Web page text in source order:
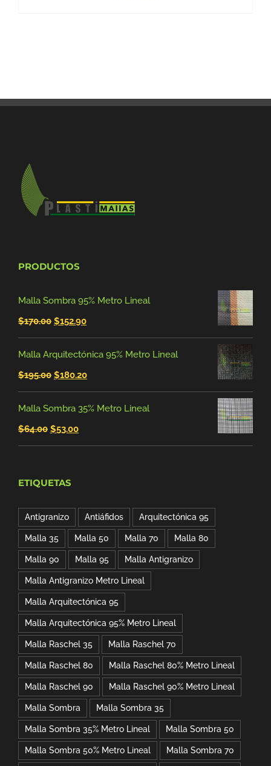
PRODUCTOS
Malla Sombra 95% Metro Lineal
$170.00 El
precio
original
era:
$170.00.
$152.90El
precio
actual
es:
$152.90.
Malla Arquitectónica 95% Metro Lineal
$195.00 El
precio
original
era:
$180.20El
precio
actual
Malla Sombra 35% Metro Lineal
$64.00 El
precio
$64.00.
$53.00El
precio
$53.00.
ETIQUETAS
Antigranizo Antiáfidos Arquitectónica 95
Malla 35 Malla 50 Malla 70 Malla 80
Malla 90 Malla 95 Malla Antigranizo
Malla Antigranizo Metro Lineal
Malla Arquitectónica 95
Malla Arquitectónica 95% Metro Lineal
Malla Raschel 35 Malla Raschel 70
Malla Raschel 80 Malla Raschel 80% Metro Lineal
Malla Raschel 90 Malla Raschel 90% Metro Lineal
Malla Sombra Malla Sombra 35
Malla Sombra 35% Metro Lineal Malla Sombra 50
Malla Sombra 50% Metro Lineal Malla Sombra 70